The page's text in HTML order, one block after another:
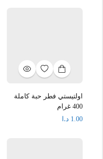
اولتيستي فطر حبة كاملة
400 غرام
1.00 د.ا